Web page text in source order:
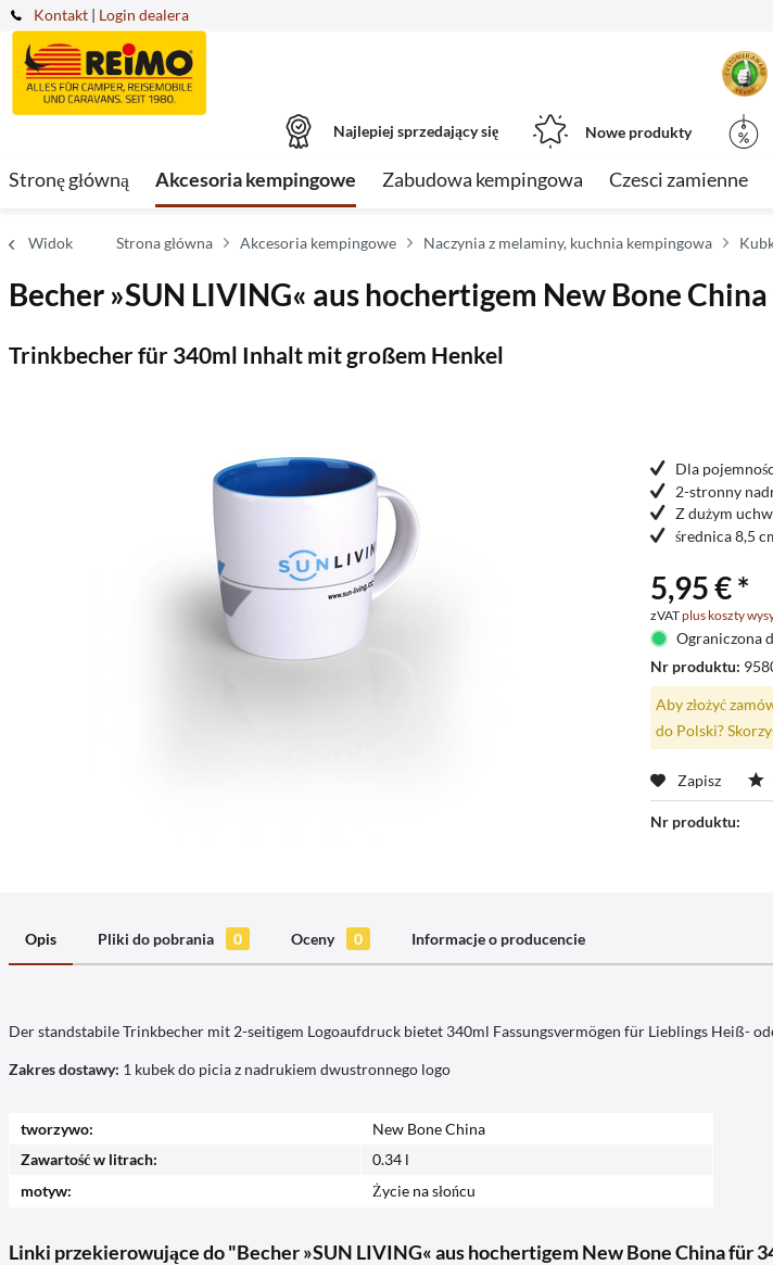
Kontakt | Login dealera
Najlepiej sprzedający się Nowe produkty
Stronę główną Akcesoria kempingowe Zabudowa kempingowa Czesci zamienne
Widok Strona główna Akcesoria kempingowe Naczynia z melaminy, kuchnia kempingowa
Becher »SUN LIVING« aus hochertigem New Bone
Trinkbecher für 340ml Inhalt mit großem Henkel
Dla
2-stronny
Z dużym
średnica 8,5
5,95 € *
zVATplus koszty
Ograniczona
Nr produktu:
Aby złożyć
do Polski?
Zapisz
Nr produktu:
Opis Pliki do pobrania 0 Oceny 0 Informacje o producencie
Der standstabile Trinkbecher mit 2-seitigem Logoaufdruck bietet 340ml Fassungsvermögen für Lieblings Heiß-
Zakres dostawy: 1 kubek do picia z nadrukiem dwustronnego logo
tworzywo:
New Bone China
Zawartość w litrach:
0.34 l
motyw:
Życie na słońcu
Linki przekierowujące do "Becher »SUN LIVING« aus hochertigem New Bone China für